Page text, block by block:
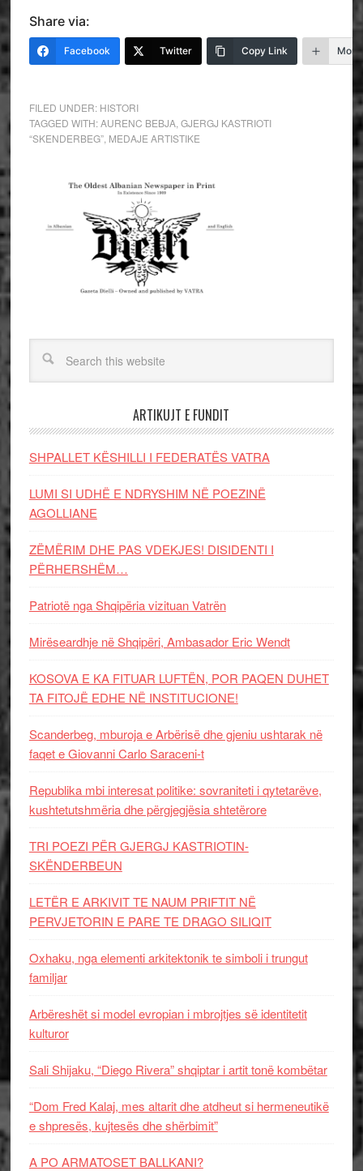
Share via:
Facebook Twitter Copy Link More
FILED UNDER: HISTORI
TAGGED WITH:AURENC BEBJA, GJERGJ KASTRIOTI
“SKENDERBEG”, MEDAJE ARTISTIKE
ARTIKUJT E FUNDIT
SHPALLET KËSHILLI I FEDERATËS VATRA
LUMI SI UDHË E NDRYSHIM NË POEZINË
AGOLLIANE
ZËMËRIM DHE PAS VDEKJES! DISIDENTI I
PËRHERSHËM…
Patriotë nga Shqipëria vizituan Vatrën
Mirëseardhje në Shqipëri, Ambasador Eric Wendt
KOSOVA E KA FITUAR LUFTËN, POR PAQEN DUHET
TA FITOJË EDHE NË INSTITUCIONE!
Scanderbeg, mburoja e Arbërisë dhe gjeniu ushtarak në
faqet e Giovanni Carlo Saraceni-t
Republika mbi interesat politike: sovraniteti i qytetarëve,
kushtetutshmëria dhe përgjegjësia shtetërore
TRI POEZI PËR GJERGJ KASTRIOTIN-
SKËNDERBEUN
LETËR E ARKIVIT TE NAUM PRIFTIT NË
PERVJETORIN E PARE TE DRAGO SILIQIT
Oxhaku, nga elementi arkitektonik te simboli i trungut
familjar
Arbëreshët si model evropian i mbrojtjes së identitetit
kulturor
Sali Shijaku, “Diego Rivera” shqiptar i artit tonë kombëtar
“Dom Fred Kalaj, mes altarit dhe atdheut si hermeneutikë
e shpresës, kujtesës dhe shërbimit”
A PO ARMATOSET BALLKANI?